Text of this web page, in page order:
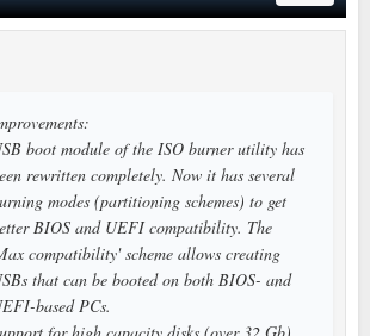
boot module of the ISO burner utility has
rewritten completely. Now it has several
modes (partitioning schemes) to get
BIOS and UEFI compatibility. The
compatibility' scheme allows creating
that can be booted on both BIOS- and
based PCs.